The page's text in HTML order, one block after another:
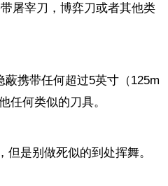
屠宰刀，博弈刀或者其他类
蔽携带任何超过5英寸（125m
任何类似的刀具。
是别做死似的到处挥舞。